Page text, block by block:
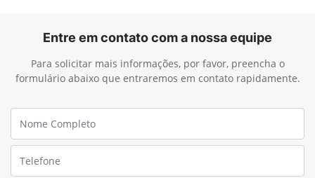
Entre em contato com a nossa equipe
Para solicitar mais informações, por favor, preencha o
formulário abaixo que entraremos em contato rapidamente.